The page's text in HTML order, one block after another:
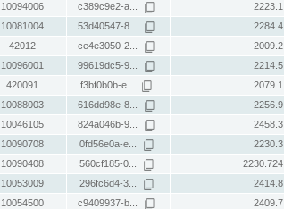
10094006 c389c9e2-a... 2223.1
10081004 53d40547-8... 2284.4
42012 ce4e3050-2... 2009.2
10096001 99619dc5-9... 2214.5
420091 f3bf0b0b-e... 2079.1
10088003 616dd98e-8... 2256.9
10046105 824a046b-9... 2458.3
10090708 0fd56e0a-e... 2230.3
10090408 560cf185-0... 2230.724
10053009 296fc6d4-3... 2414.8
10054500 c9409937-b... 2409.7